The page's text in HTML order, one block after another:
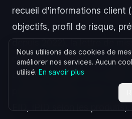
recueil d'informations client
objectifs, profil de risque,
de service signée, les
chaque entretien de conseil,
produits remises avant
Nous utilisons des cookies de
améliorer nos services. Aucun
utilisé. En savoir plus